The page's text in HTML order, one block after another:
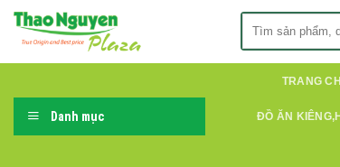
Skip
Danh mục
TRANG
ĐỒ ĂN